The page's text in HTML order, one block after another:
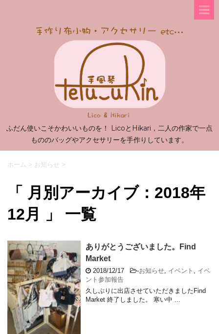
ふだん使いこそかわいいものを！ LicoとHikari，二人の作家で一点
もののバッグやアクセサリーを手作りしています。
ホーム > お知らせ >
「 月別アーカイブ：2018年
12月 」 一覧
ありがとうございました。Find
Market
2018/12/17 -お知らせ, イベント , イベ
ント参加報告
久しぶりに出店させていただきましたFind
Market 終了しました。 寒い中 ...